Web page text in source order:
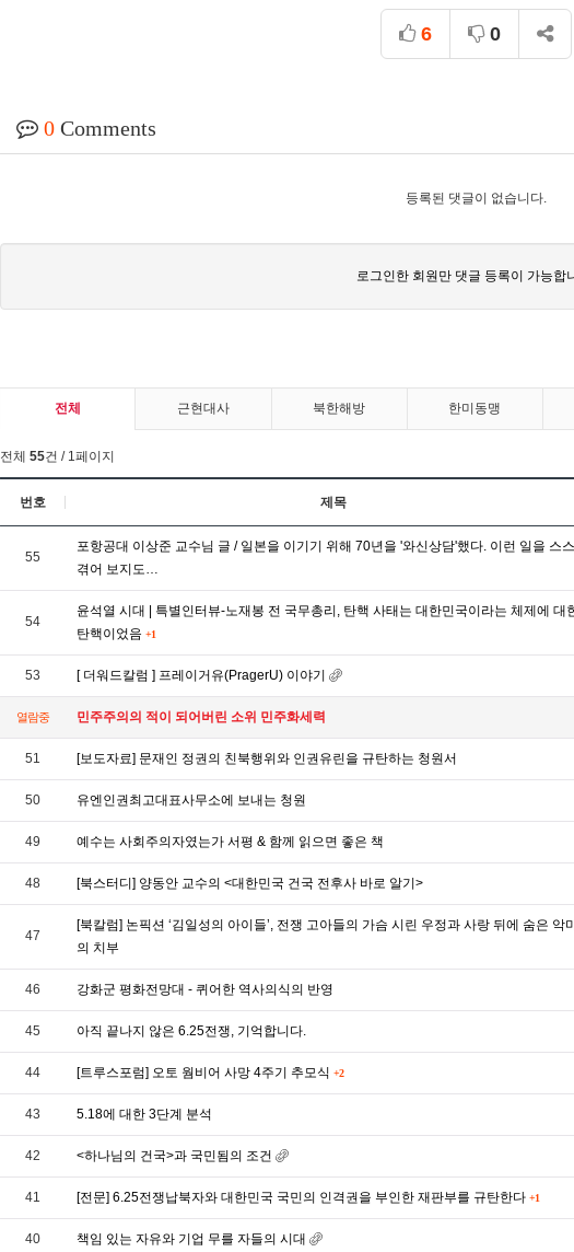
6 0
0 Comments
등록된 댓글이 없습니다.
로그인한 회원만 댓글 등록이 가능합
전체 근현대사 북한해방 한미동맹
전체 55건 / 1페이지
번호 제목
55
포항공대 이상준 교수님 글 / 일본을 이기기 위해 70년을 '와신상담'했다. 이런 일을 스
겪어 보지도…
54
윤석열 시대 | 특별인터뷰-노재봉 전 국무총리, 탄핵 사태는 대한민국이라는 체제에 대
탄핵이었음 +1
53 [ 더워드칼럼 ] 프레이거유(PragerU) 이야기
열람중 민주주의의 적이 되어버린 소위 민주화세력
51 [보도자료] 문재인 정권의 친북행위와 인권유린을 규탄하는 청원서
50 유엔인권최고대표사무소에 보내는 청원
49 예수는 사회주의자였는가 서평 & 함께 읽으면 좋은 책
48 [북스터디] 양동안 교수의 <대한민국 건국 전후사 바로 알기>
47
[북칼럼] 논픽션 ‘김일성의 아이들’, 전쟁 고아들의 가슴 시린 우정과 사랑 뒤에 숨은 악
의 치부
46 강화군 평화전망대 - 퀴어한 역사의식의 반영
45 아직 끝나지 않은 6.25전쟁, 기억합니다.
44 [트루스포럼] 오토 웜비어 사망 4주기 추모식 +2
43 5.18에 대한 3단계 분석
42 <하나님의 건국>과 국민됨의 조건
41 [전문] 6.25전쟁납북자와 대한민국 국민의 인격권을 부인한 재판부를 규탄한다 +1
40 책임 있는 자유와 기업 무를 자들의 시대